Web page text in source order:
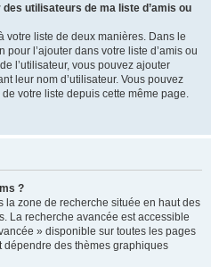
utilisateurs de ma liste d’amis ou
votre liste de deux manières. Dans le
l’ajouter dans votre liste d’amis ou
l’utilisateur, vous pouvez ajouter
leur nom d’utilisateur. Vous pouvez
votre liste depuis cette même page.
?
la zone de recherche située en haut des
La recherche avancée est accessible
» disponible sur toutes les pages
dépendre des thèmes graphiques